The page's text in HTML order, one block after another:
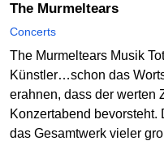
The Murmeltears
Concerts
The Murmeltears Musik
Künstler…schon das
erahnen, dass der werten
Konzertabend bevorsteht.
das Gesamtwerk vieler